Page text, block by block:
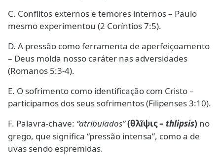
C. Conflitos externos e temores internos – Paulo
mesmo experimentou (2 Coríntios 7:5).
D. A pressão como ferramenta de aperfeiçoamento
– Deus molda nosso caráter nas adversidades
(Romanos 5:3-4).
E. O sofrimento como identificação com Cristo –
participamos dos seus sofrimentos (Filipenses 3:10).
F. Palavra-chave: “atribulados”(θλῖψις – thlipsis) no
grego, que significa “pressão intensa”, como a de
uvas sendo espremidas.